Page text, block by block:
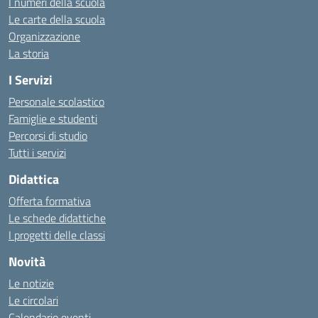
Le carte della scuola
Organizzazione
La storia
I Servizi
Personale scolastico
Famiglie e studenti
Percorsi di studio
Tutti i servizi
Didattica
Offerta formativa
Le schede didattiche
I progetti delle classi
Novità
Le notizie
Le circolari